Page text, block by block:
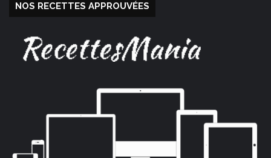
NOS RECETTES APPROUVÉES